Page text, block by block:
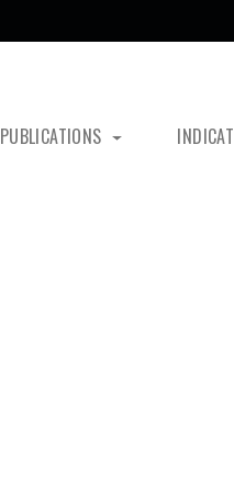
PUBLICATIONS